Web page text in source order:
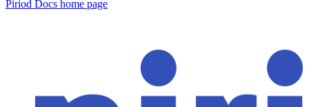
Piriod Docs home page